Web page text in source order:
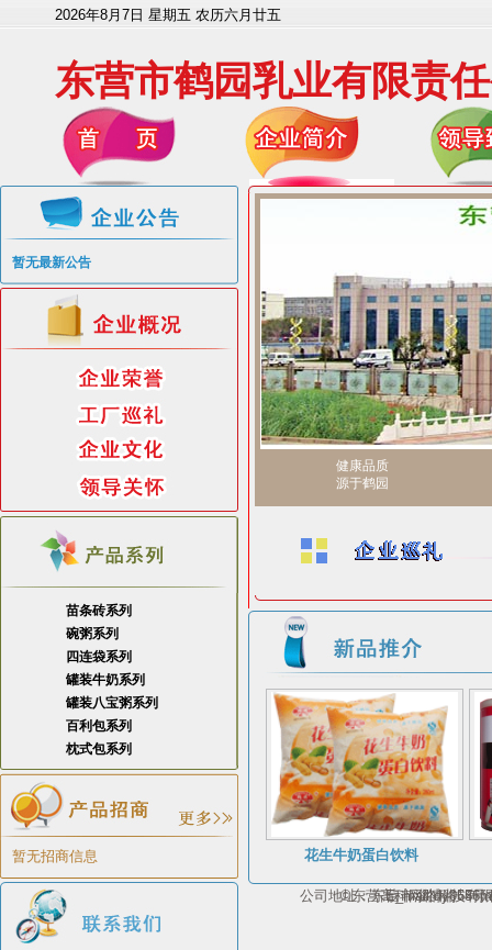
2026年8月7日 星期五 农历六月廿五
东营市鹤园乳业有限责
暂无最新公告
苗条砖系列
碗粥系列
四连袋系列
罐装牛奶系列
罐装八宝粥系列
百利包系列
枕式包系列
暂无招商信息
健康品质
源于鹤园
花生牛奶蛋白饮料
©东营高科网络科技有
公司地址：东营市淄博路65号